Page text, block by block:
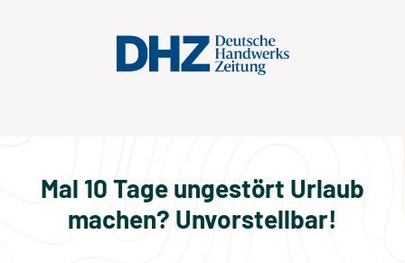
Mal 10 Tage ungestört Urlaub
machen? Unvorstellbar!